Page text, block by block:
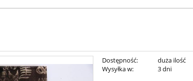
Dostępność:
duża ilość
Wysyłka w:
3 dni